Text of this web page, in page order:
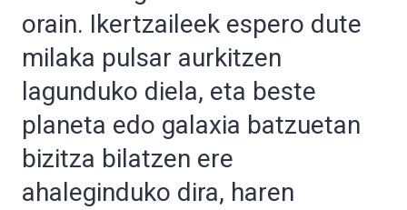
orain. Ikertzaileek espero dute
milaka pulsar aurkitzen
lagunduko diela, eta beste
planeta edo galaxia batzuetan
bizitza bilatzen ere
ahaleginduko dira, haren